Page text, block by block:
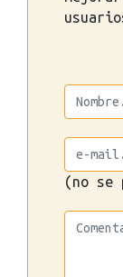
(no se